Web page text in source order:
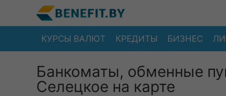
КУРСЫ ВАЛЮТ КРЕДИТЫ БИЗНЕС
Банкоматы, обменные
Селецкое на карте